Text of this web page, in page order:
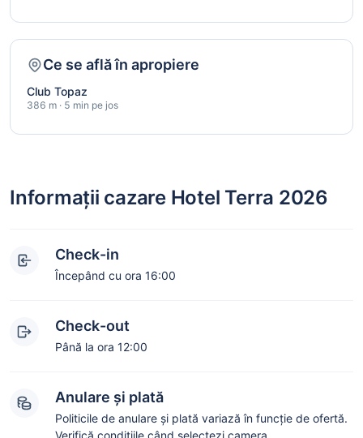
Ce se află în apropiere
Club Topaz
386 m · 5 min pe jos
Informații cazare Hotel Terra 2026
Check-in
Începând cu ora 16:00
Check-out
Până la ora 12:00
Anulare și plată
Politicile de anulare și plată variază în funcție de ofertă.
Verifică condițiile când selectezi camera.